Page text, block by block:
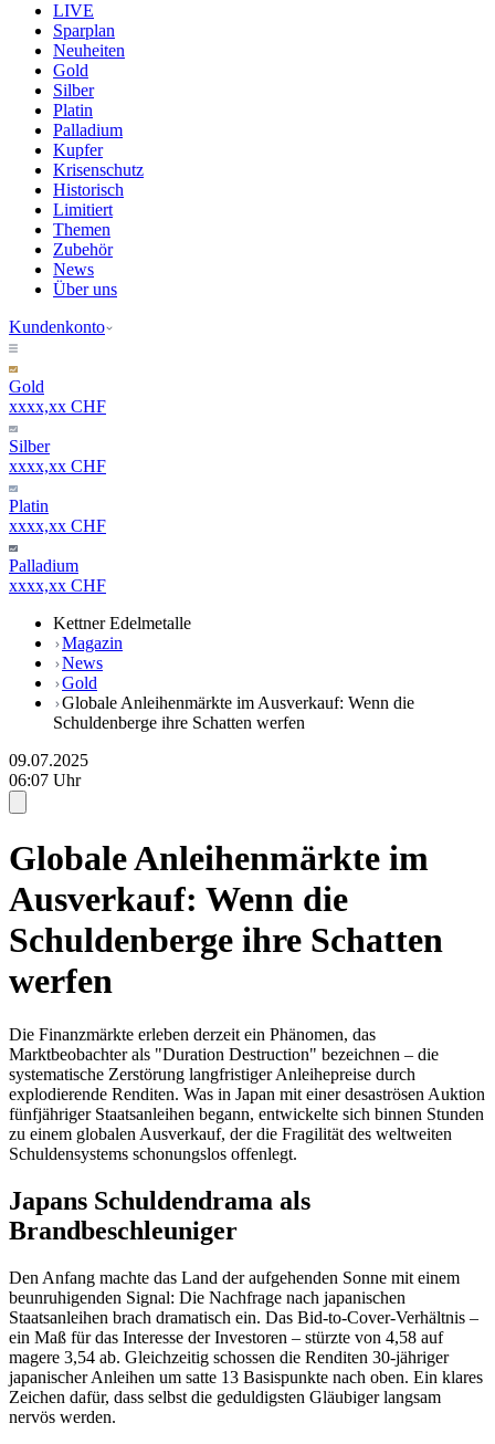
LIVE
Sparplan
Neuheiten
Gold
Silber
Platin
Palladium
Kupfer
Krisenschutz
Historisch
Limitiert
Themen
Zubehör
News
Über uns
Kundenkonto
Gold
xxxx,xx CHF
Silber
xxxx,xx CHF
Platin
xxxx,xx CHF
Palladium
xxxx,xx CHF
Kettner Edelmetalle
Magazin
News
Gold
Globale Anleihenmärkte im Ausverkauf: Wenn die
Schuldenberge ihre Schatten werfen
09.07.2025
06:07 Uhr
Globale Anleihenmärkte im
Ausverkauf: Wenn die
Schuldenberge ihre Schatten
werfen
Die Finanzmärkte erleben derzeit ein Phänomen, das
Marktbeobachter als "Duration Destruction" bezeichnen – die
systematische Zerstörung langfristiger Anleihepreise durch
explodierende Renditen. Was in Japan mit einer desaströsen Auktion
fünfjähriger Staatsanleihen begann, entwickelte sich binnen Stunden
zu einem globalen Ausverkauf, der die Fragilität des weltweiten
Schuldensystems schonungslos offenlegt.
Japans Schuldendrama als
Brandbeschleuniger
Den Anfang machte das Land der aufgehenden Sonne mit einem
beunruhigenden Signal: Die Nachfrage nach japanischen
Staatsanleihen brach dramatisch ein. Das Bid-to-Cover-Verhältnis –
ein Maß für das Interesse der Investoren – stürzte von 4,58 auf
magere 3,54 ab. Gleichzeitig schossen die Renditen 30-jähriger
japanischer Anleihen um satte 13 Basispunkte nach oben. Ein klares
Zeichen dafür, dass selbst die geduldigsten Gläubiger langsam
nervös werden.